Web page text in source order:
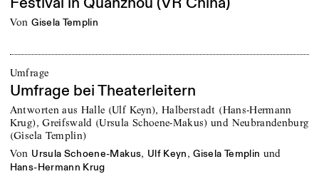
von Gisela Templin
Umfrage
Umfrage bei Theaterleitern
Antworten aus Halle (Ulf Keyn), Halberstadt (Hans-Hermann
Krug), Greifswald (Ursula Schoene-Makus) und Neubrandenburg
(Gisela Templin)
von Ursula Schoene-Makus, Ulf Keyn,Gisela Templin und
Hans-Hermann Krug